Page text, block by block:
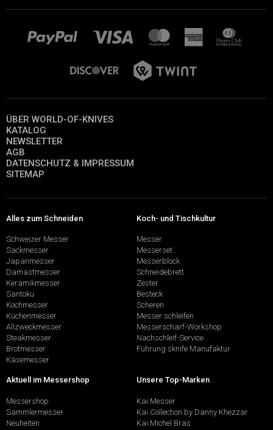
ÜBER WORLD-OF-KNIVES
KATALOG
NEWSLETTER
AGB
DATENSCHUTZ & IMPRESSUM
SITEMAP
Alles zum Schneiden
Schweizer Messer
Sackmesser
Japanmesser
Damastmesser
Keramikmesser
Santoku
Kochmesser
Küchenmesser
Allzweckmesser
Steakmesser
Brotmesser
Käsemesser
Koch- und Tischkultur
Messer
Messerset
Messerblock
Schneidebrett
Zester
Besteck
Scheren
Messer schleifen
Messerschärf-Workshop
Nachschleif-Service
Führung sknife Manufaktur
Aktuell im Messershop
Messershop
Sammlermesser
Neuheiten
Unsere Top-Marken
Kai Messer
Kai Collection by Danny Khezzar
Kai Michel Bras